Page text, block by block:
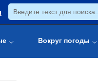
Вокруг погоды